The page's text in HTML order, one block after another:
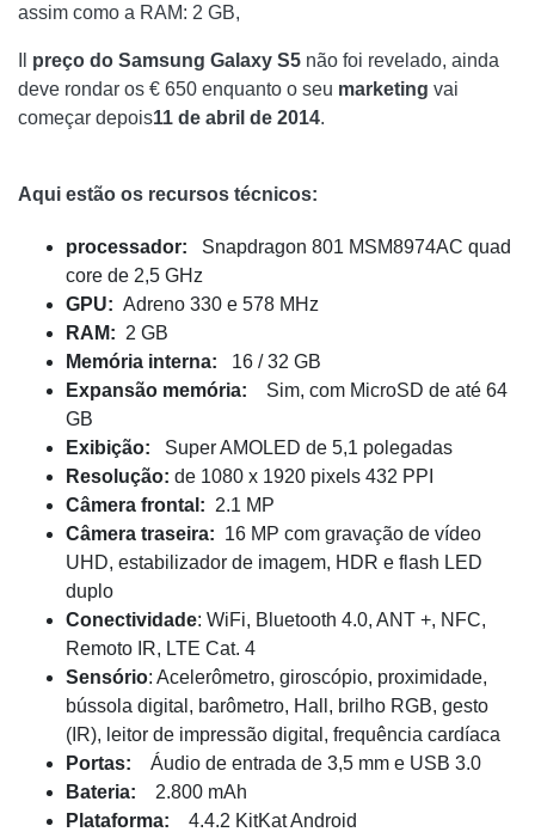
assim como a RAM: 2 GB,
preço do Samsung Galaxy S5 não foi revelado, ainda
deve rondar os € 650 enquanto o seu marketing vai
começar depois11 de abril de 2014.
Aqui estão os recursos técnicos:
processador: Snapdragon 801 MSM8974AC quad
core de 2,5 GHz
GPU: Adreno 330 e 578 MHz
RAM: 2 GB
Memória interna: 16 / 32 GB
Expansão memória: Sim, com MicroSD de até 64
GB
Exibição:
Super AMOLED de 5,1 polegadas
Resolução: de 1080 x 1920 pixels 432 PPI
Câmera frontal : 2.1 MP
Câmera traseira: 16 MP com gravação de vídeo
UHD, estabilizador de imagem, HDR e flash LED
duplo
Conectividade: WiFi, Bluetooth 4.0, ANT +, NFC,
Remoto IR, LTE Cat. 4
Sensório: Acelerômetro, giroscópio, proximidade,
bússola digital, barômetro, Hall, brilho RGB, gesto
(IR), leitor de impressão digital, frequência cardíaca
Portas:
Áudio de entrada de 3,5 mm e USB 3.0
Bateria:
2.800 mAh
Plataforma: 4.4.2 KitKat Android